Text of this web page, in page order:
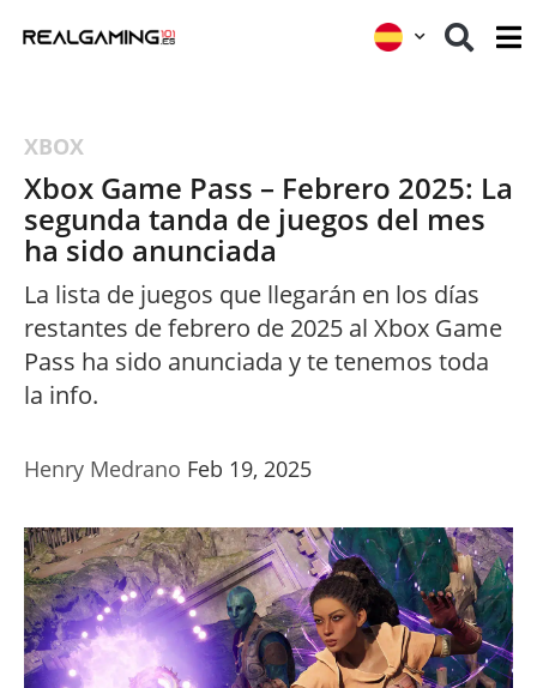
XBOX
Xbox Game Pass – Febrero 2025: La
segunda tanda de juegos del mes
ha sido anunciada
La lista de juegos que llegarán en los días
restantes de febrero de 2025 al Xbox Game
Pass ha sido anunciada y te tenemos toda
la info.
Henry Medrano Feb 19, 2025